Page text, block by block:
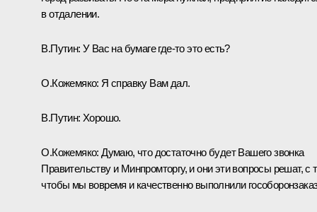
в отдалении.
В.Путин: У Вас на бумаге где-то это есть?
О.Кожемяко: Я справку Вам дал.
В.Путин: Хорошо.
О.Кожемяко: Думаю, что достаточно будет Вашего звонка
Правительству и Минпромторгу, и они эти вопросы решат, с
чтобы мы вовремя и качественно выполнили